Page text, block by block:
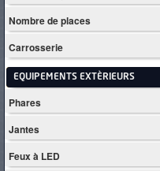
Nombre de places
Carrosserie
EQUIPEMENTS EXTÈRIEURS
Phares
Jantes
Feux à LED